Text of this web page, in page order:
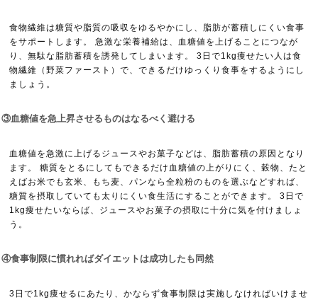
食物繊維は糖質や脂質の吸収をゆるやかにし、脂肪が蓄積しにくい食事
をサポートします。 急激な栄養補給は、血糖値を上げることにつなが
り、無駄な脂肪蓄積を誘発してしまいます。 3日で1kg痩せたい人は食
物繊維（野菜ファースト）で、できるだけゆっくり食事をするようにし
ましょう。
③血糖値を急上昇させるものはなるべく避ける
血糖値を急激に上げるジュースやお菓子などは、脂肪蓄積の原因となり
ます。 糖質をとるにしてもできるだけ血糖値の上がりにく、穀物、たと
えばお米でも玄米、もち麦、パンなら全粒粉のものを選ぶなどすれば、
糖質を摂取していても太りにくい食生活にすることができます。 3日で
1kg痩せたいならば、ジュースやお菓子の摂取に十分に気を付けましょ
う。
④食事制限に慣れればダイエットは成功したも同然
3日で1kg痩せるにあたり、かならず食事制限は実施しなければいけませ